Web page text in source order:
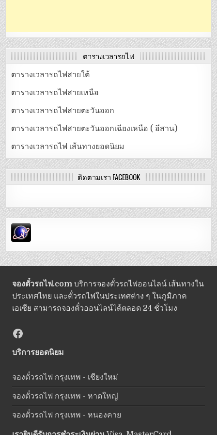
ตารางเวลารถไฟ
ตารางเวลารถไฟสายใต้
ตารางเวลารถไฟสายเหนือ
ตารางเวลารถไฟสายตะวันออก
ตารางเวลารถไฟสายตะวันออกเฉียงเหนือ ( อีสาน)
ตารางเวลารถไฟ เส้นทางยอดนิยม
ติดตามเรา FACEBOOK
จองตั๋วรถไฟ.comบริการจองตั๋วรถไฟออนไลน์ เส้นทางใน
ประเทศไทย และตั๋วรถไฟในประเทศต่าง ๆ ในภูมิภาค
เอเซีย สามารถจองตั๋วออนไลน์ได้ตลอด 24 ชั่วโมง
Facebook
บริการยอดนิยม
จองตั๋วรถไฟ กรุงเทพ - เชียงใหม่
จองตั๋วรถไฟ กรุงเทพ - หาดใหญ่
จองตั๋วรถไฟ กรุงเทพ - หนองคาย